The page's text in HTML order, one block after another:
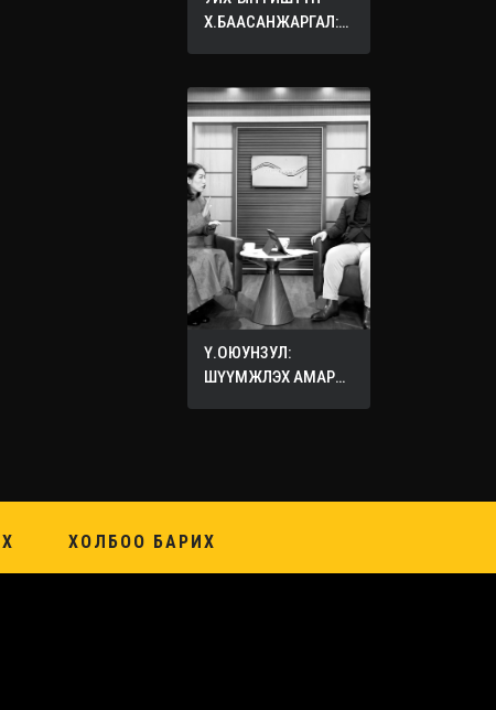
Х.БААСАНЖАРГАЛ:
САЙХАН ЗҮЙЛЭЭ
БУСДЫН ХҮҮХДЭД
ХҮСЭЭРЭЙ
Ү.ОЮУНЗУЛ:
ШҮҮМЖЛЭХ АМАР
ХОЛБОО БАРИХ